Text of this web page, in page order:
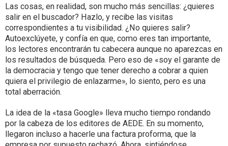
Las cosas, en realidad, son mucho más sencillas: ¿quieres
salir en el buscador? Hazlo, y recibe las visitas
correspondientes a tu visibilidad. ¿No quieres salir?
Autoexclúyete, y confía en que, como eres tan importante,
los lectores encontrarán tu cabecera aunque no aparezcas en
los resultados de búsqueda. Pero eso de «soy el garante de
la democracia y tengo que tener derecho a cobrar a quien
quiera el privilegio de enlazarme», lo siento, pero es una
total aberración.
La idea de la «tasa Google» lleva mucho tiempo rondando
por la cabeza de los editores de AEDE. En su momento,
llegaron incluso a hacerle una factura proforma, que la